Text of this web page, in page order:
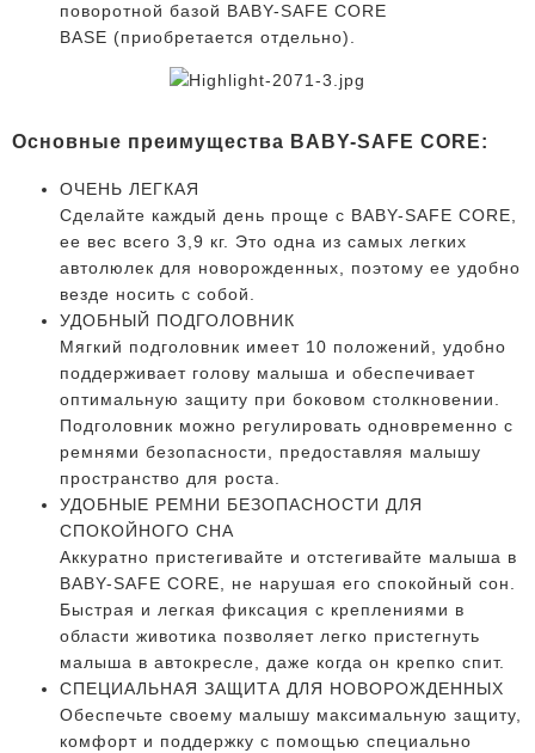
поворотной базой BABY-SAFE CORE
BASE (приобретается отдельно).
Основные преимущества BABY-SAFE CORE:
ОЧЕНЬ ЛЕГКАЯ
Сделайте каждый день проще с BABY-SAFE CORE,
ее вес всего 3,9 кг. Это одна из самых легких
автолюлек для новорожденных, поэтому ее удобно
везде носить с собой.
УДОБНЫЙ ПОДГОЛОВНИК
Мягкий подголовник имеет 10 положений, удобно
поддерживает голову малыша и обеспечивает
оптимальную защиту при боковом столкновении.
Подголовник можно регулировать одновременно с
ремнями безопасности, предоставляя малышу
пространство для роста.
УДОБНЫЕ РЕМНИ БЕЗОПАСНОСТИ ДЛЯ
СПОКОЙНОГО СНА
Аккуратно пристегивайте и отстегивайте малыша в
BABY-SAFE CORE, не нарушая его спокойный сон.
Быстрая и легкая фиксация с креплениями в
области животика позволяет легко пристегнуть
малыша в автокресле, даже когда он крепко спит.
СПЕЦИАЛЬНАЯ ЗАЩИТА ДЛЯ НОВОРОЖДЕННЫХ
Обеспечьте своему малышу максимальную защиту,
комфорт и поддержку с помощью специально